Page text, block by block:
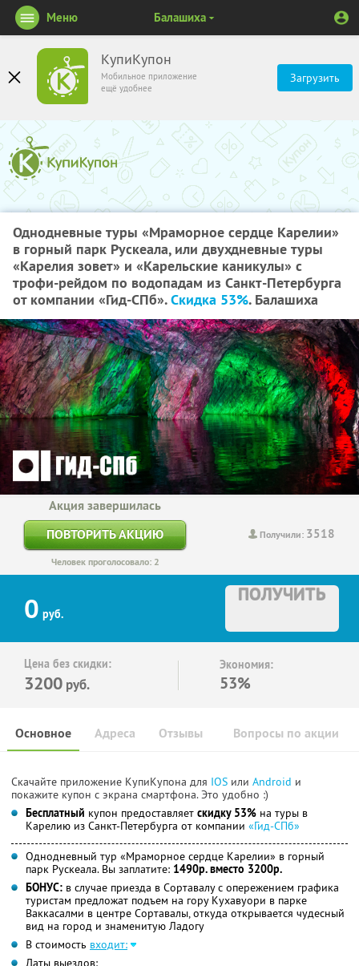
КупиКупон
Мобильное приложение
ещё удобнее
Загрузить
Меню Балашиха
Однодневные туры «Мраморное сердце Карелии»
в горный парк Рускеала, или двухдневные туры
«Карелия зовет» и «Карельские каникулы» с
трофи-рейдом по водопадам из Санкт-Петербурга
от компании «Гид-СПб».Скидка 53%. Балашиха
Получили: 3518
Акция завершилась
ПОВТОРИТЬ АКЦИЮ
Человек проголосовало: 2
0 руб.
ПОЛУЧИТЬ
Цена без скидки:
3200 руб.
Экономия:
53%
Основное Отзывы Вопросы по акции
Адреса
Скачайте приложение КупиКупона для IOS или Android и
покажите купон с экрана смартфона. Это удобно :)
Бесплатный купон предоставляет скидку 53% на туры в
Карелию из Санкт-Петербурга от компании «Гид-СПб»
Однодневный тур «Мраморное сердце Карелии» в горный
парк Рускеала. Вы заплатите: 1490р. вместо 3200р.
БОНУС: в случае приезда в Сортавалу с опережением графика
туристам предложат подъем на гору Кухавуори в парке
Ваккасалми в центре Сортавалы, откуда открывается чудесный
вид на город и знаменитую Ладогу
В стоимость входит:
Даты выездов: